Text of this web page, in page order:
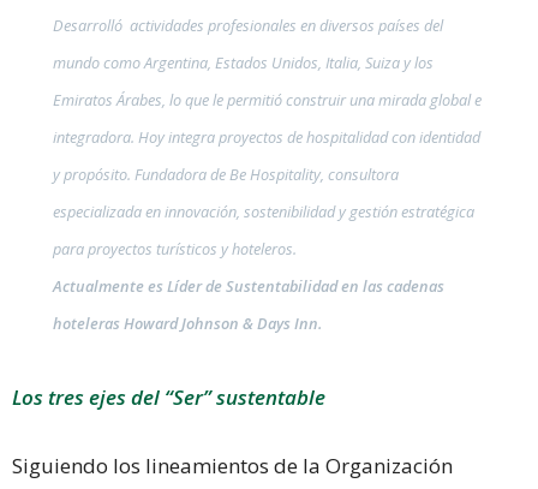
Desarrolló actividades profesionales en diversos países del
mundo como Argentina, Estados Unidos, Italia, Suiza y los
Emiratos Árabes, lo que le permitió construir una mirada global e
integradora. Hoy integra proyectos de hospitalidad con identidad
y propósito. Fundadora de Be Hospitality, consultora
especializada en innovación, sostenibilidad y gestión estratégica
para proyectos turísticos y hoteleros.
Actualmente es Líder de Sustentabilidad en las cadenas
hoteleras Howard Johnson & Days Inn.
Los tres ejes del “Ser” sustentable
Siguiendo los lineamientos de la Organización